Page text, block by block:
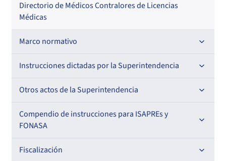
Directorio de Médicos Contralores de Licencias
Médicas
Marco normativo
Leyes
Decretos con Fuerza de Ley
Decretos
Instrucciones dictadas por la Superintendencia
Para ISAPREs y FONASA
Circulares
Para Prestadores Institucionales
Otros actos de la Superintendencia
Antecedentes preparatorios de normas que afecten a
EMT Ley N° 20.416
Comisión Evaluadora de Licitaciones Públicas
Compendio de instrucciones para ISAPREs y
FONASA
Compendio Beneficios
Fiscalización